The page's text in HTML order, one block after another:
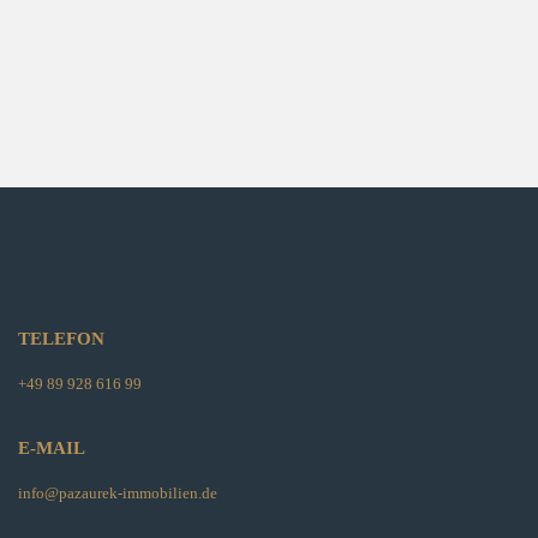
TELEFON
+49 89 928 616 99
E-MAIL
info@pazaurek-immobilien.de